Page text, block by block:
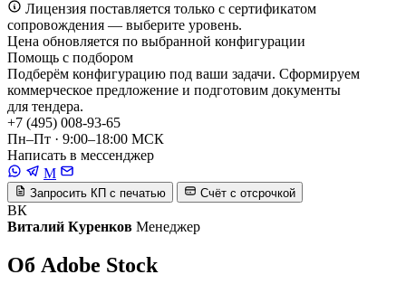
Лицензия поставляется только с сертификатом
сопровождения — выберите уровень.
Цена обновляется по выбранной конфигурации
Помощь с подбором
Подберём конфигурацию под ваши задачи. Сформируем
коммерческое предложение и подготовим документы
для тендера.
+7 (495) 008-93-65
Пн–Пт · 9:00–18:00 МСК
Написать в мессенджер
M
Запросить КП с печатью Счёт с отсрочкой
ВК
Виталий Куренков Менеджер
Об Adobe Stock